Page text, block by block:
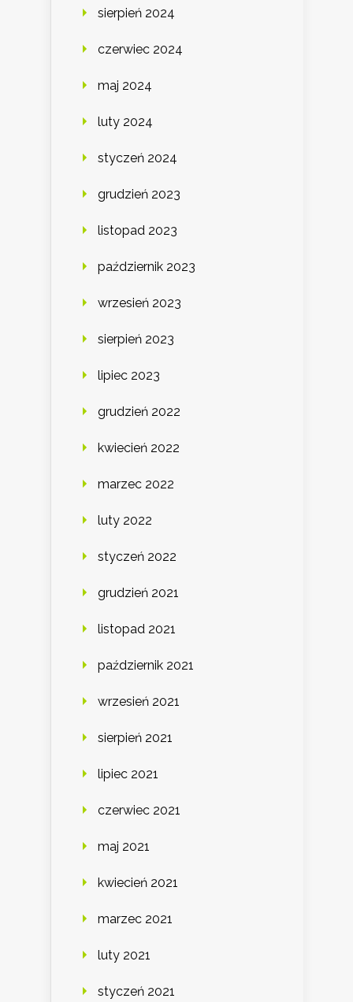
sierpień 2024
czerwiec 2024
maj 2024
luty 2024
styczeń 2024
grudzień 2023
listopad 2023
październik 2023
wrzesień 2023
sierpień 2023
lipiec 2023
grudzień 2022
kwiecień 2022
marzec 2022
luty 2022
styczeń 2022
grudzień 2021
listopad 2021
październik 2021
wrzesień 2021
sierpień 2021
lipiec 2021
czerwiec 2021
maj 2021
kwiecień 2021
marzec 2021
luty 2021
styczeń 2021